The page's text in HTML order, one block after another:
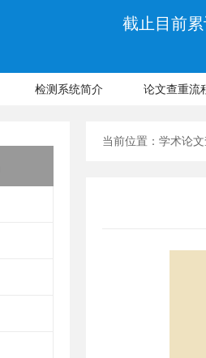
截止目前
检测系统简介 论文查重流
当前位置： 学术论